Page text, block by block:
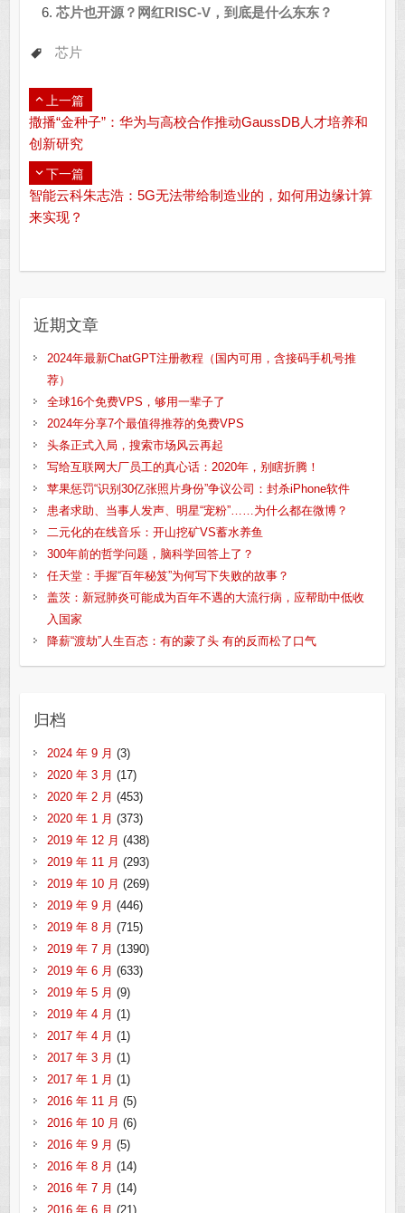
芯片也开源？网红RISC-V，到底是什么东东？
芯片
上一篇
撒播“金种子”：华为与高校合作推动GaussDB人才培养和
创新研究
下一篇
智能云科朱志浩：5G无法带给制造业的，如何用边缘计算
来实现？
近期文章
2024年最新ChatGPT注册教程（国内可用，含接码手机号推
荐）
全球16个免费VPS，够用一辈子了
2024年分享7个最值得推荐的免费VPS
头条正式入局，搜索市场风云再起
写给互联网大厂员工的真心话：2020年，别瞎折腾！
苹果惩罚“识别30亿张照片身份”争议公司：封杀iPhone软件
患者求助、当事人发声、明星“宠粉”……为什么都在微博？
二元化的在线音乐：开山挖矿VS蓄水养鱼
300年前的哲学问题，脑科学回答上了？
任天堂：手握“百年秘笈”为何写下失败的故事？
盖茨：新冠肺炎可能成为百年不遇的大流行病，应帮助中低收
入国家
降薪“渡劫”人生百态：有的蒙了头 有的反而松了口气
归档
2024 年 9 月 (3)
2020 年 3 月 (17)
2020 年 2 月 (453)
2020 年 1 月 (373)
2019 年 12 月 (438)
2019 年 11 月 (293)
2019 年 10 月 (269)
2019 年 9 月 (446)
2019 年 8 月 (715)
2019 年 7 月 (1390)
2019 年 6 月 (633)
2019 年 5 月 (9)
2019 年 4 月 (1)
2017 年 4 月 (1)
2017 年 3 月 (1)
2017 年 1 月 (1)
2016 年 11 月 (5)
2016 年 10 月 (6)
2016 年 9 月 (5)
2016 年 8 月 (14)
2016 年 7 月 (14)
2016 年 6 月 (21)